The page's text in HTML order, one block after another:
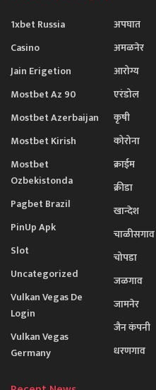
1xbet Russia
Casino
Jain Erigetion
Mostbet Az 90
Mostbet Azerbaijan
Mostbet Kirish
Mostbet
Ozbekistonda
Pagbet Brazil
PinUp Apk
Slot
Uncategorized
Vulkan Vegas De
Login
Vulkan Vegas
Germany
अपघात
अमळनेर
आरोग्य
एरंडोल
कृषी
कोरोना
क्राईम
क्रीडा
खान्देश
चाळीसगाव
चोपडा
जळगाव
जामनेर
जैन कंपनी
धरणगाव